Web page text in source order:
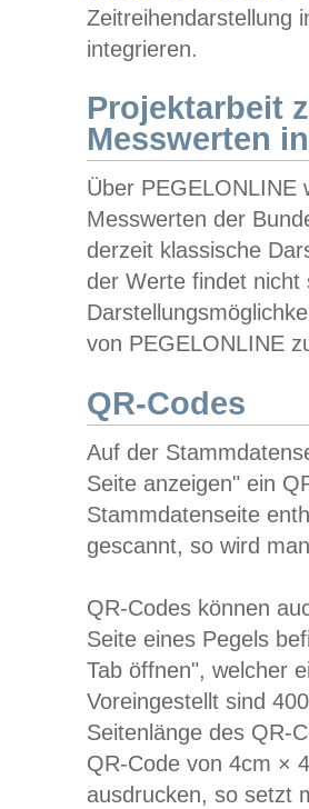
Zeitreihendarstellung
integrieren.
Projektarbeit
Messwerten
Über PEGELONLINE
Messwerten der
derzeit klassische
der Werte findet
von PEGELONLINE
QR-Codes
Auf der
Seite anzeigen" ein
Stammdatenseite
gescannt, so wird
QR-Codes können
Seite eines Pegels
Tab öffnen", welcher
Voreingestellt sind
Seitenlänge des QR-
QR-Code von 4cm ×
ausdrucken, so setzt